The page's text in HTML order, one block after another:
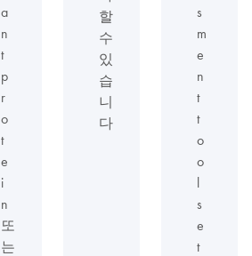
a
n
t
p
r
o
t
e
i
n
또
는
할
수
있
습
니
다
s
m
e
n
t
t
o
o
l
s
e
t